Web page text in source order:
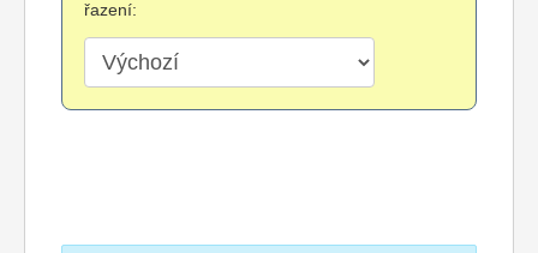
řazení: